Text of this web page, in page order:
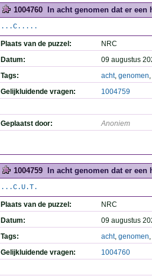
1004760 In acht genomen dat er een
...C.....
Plaats van de puzzel:
NRC
Datum:
09 augustus
Tags:
acht, genomen,
Gelijkluidende vragen:
1004759
Geplaatst door: Anoniem
1004759 In acht genomen dat er een
...C.U.T.
Plaats van de puzzel:
NRC
Datum:
09 augustus
Tags:
acht, genomen,
Gelijkluidende vragen:
1004760